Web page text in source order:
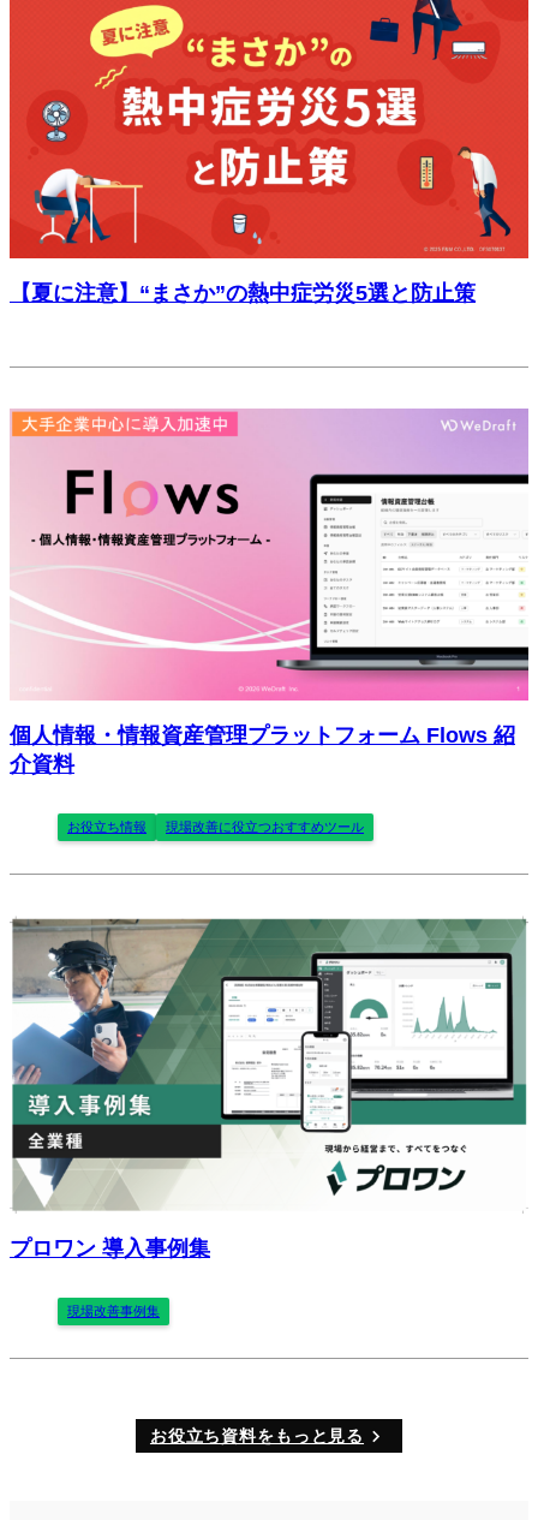
【夏に注意】“まさか”の熱中症労災5選と防止策
個人情報・情報資産管理プラットフォーム Flows 紹
介資料
お役立ち情報 現場改善に役立つおすすめツール
プロワン 導入事例集
現場改善事例集
お役立ち資料をもっと見る